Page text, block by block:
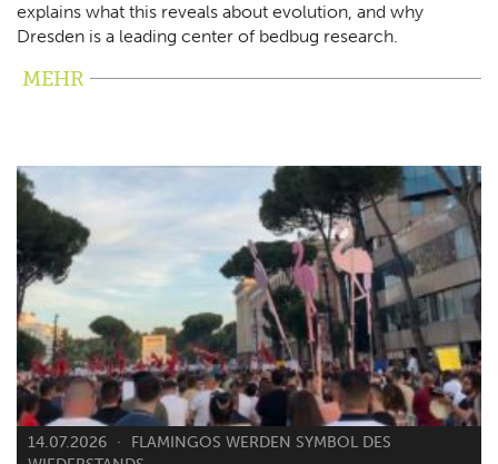
explains what this reveals about evolution, and why
Dresden is a leading center of bedbug research.
MEHR
14.07.2026
FLAMINGOS WERDEN SYMBOL DES